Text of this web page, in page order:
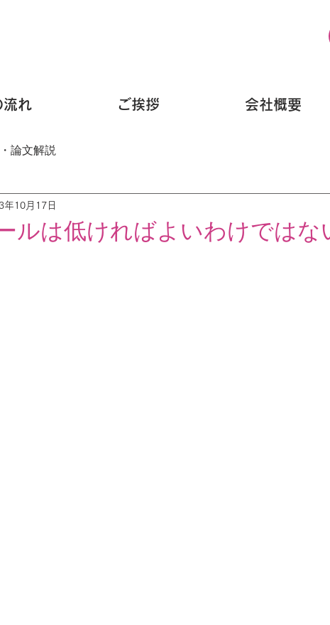
流れ ご挨拶 会社概要
論文解説
ルは低ければよいわけではな
年10月17日